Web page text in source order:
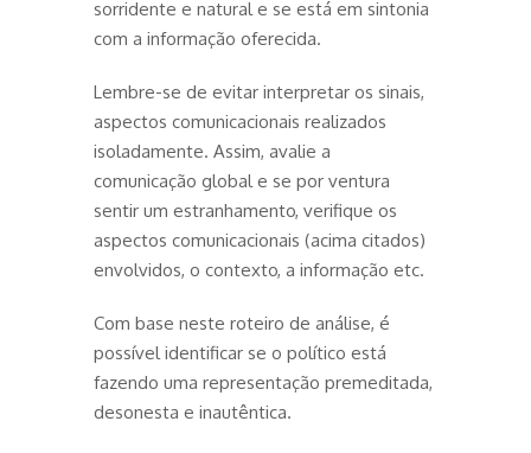
sorridente e natural e se está em sintonia
com a informação oferecida.
Lembre-se de evitar interpretar os sinais,
aspectos comunicacionais realizados
isoladamente. Assim, avalie a
comunicação global e se por ventura
sentir um estranhamento, verifique os
aspectos comunicacionais (acima citados)
envolvidos, o contexto, a informação etc.
Com base neste roteiro de análise, é
possível identificar se o político está
fazendo uma representação premeditada,
desonesta e inautêntica.